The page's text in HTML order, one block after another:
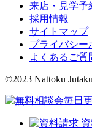
来店・見学予
採用情報
サイトマップ
プライバシー
よくあるご質
©2023 Nattoku